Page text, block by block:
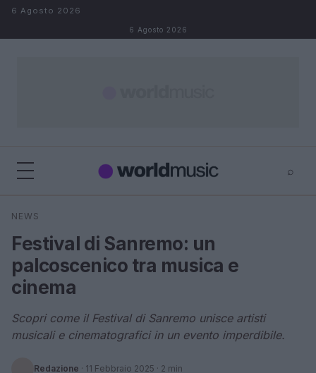
Salta al contenuto
6 Agosto 2026
6 Agosto 2026
⌕
Cerca
NEWS
Festival di Sanremo: un
palcoscenico tra musica e
cinema
Scopri come il Festival di Sanremo unisce artisti
musicali e cinematografici in un evento imperdibile.
Redazione · 11 Febbraio 2025 · 2 min